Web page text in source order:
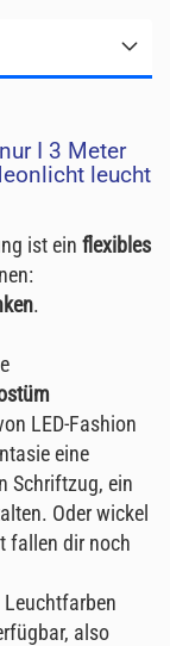
I 3 Meter
leucht
ist ein flexibles
.
LED-Fashion
eine
Schriftzug, ein
Oder wickel
fallen dir noch
Leuchtfarben
also